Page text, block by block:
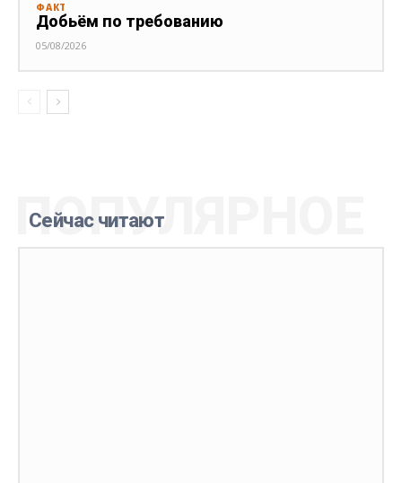
ФАКТ
Добьём по требованию
05/08/2026
Сейчас читают
ПОПУЛЯРНОЕ